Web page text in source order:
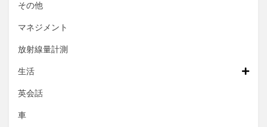
その他
マネジメント
放射線量計測
生活
英会話
車